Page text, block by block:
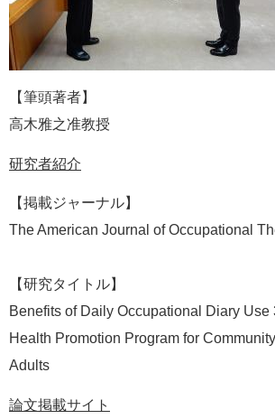
【筆頭著者】
高木雅之准教授
研究者紹介
【掲載ジャーナル】
The American Journal of Occupational
【研究タイトル】
Benefits of Daily Occupational Diary Use
Health Promotion Program for
Adults
論文掲載サイト